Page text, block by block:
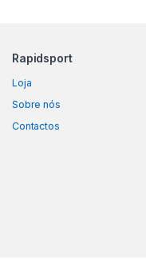
Rapidsport
Loja
Sobre nós
Contactos